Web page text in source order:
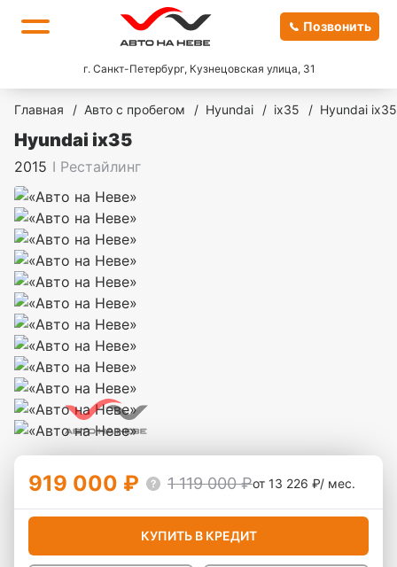
г. Санкт-Петербург, Кузнецовская улица, 31
Позвонить
Главная / Авто с пробегом / Hyundai / ix35 / Hyundai ix35
Hyundai ix35
2015 I Рестайлинг
919 000 ₽ 1 119 000 ₽от 13 226 ₽/ мес.
КУПИТЬ В КРЕДИТ